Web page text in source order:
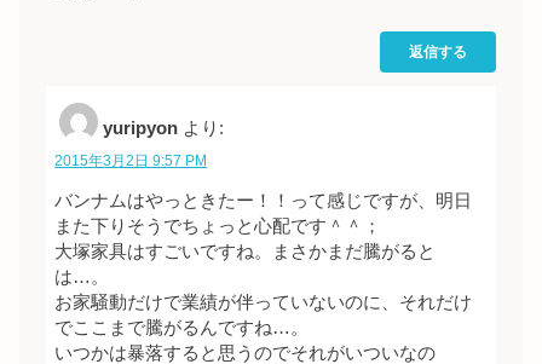
返信する
yuripyon より:
2015年3月2日 9:57 PM
バンナムはやっときたー！！って感じですが、明日
また下りそうでちょっと心配です＾＾；
大塚家具はすごいですね。まさかまだ騰がると
は…。
お家騒動だけで業績が伴っていないのに、それだけ
でここまで騰がるんですね…。
いつかは暴落すると思うのでそれがいついなの